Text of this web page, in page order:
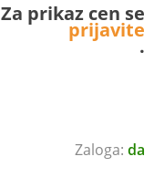
da
Za prikaz cen se
prijavite
.